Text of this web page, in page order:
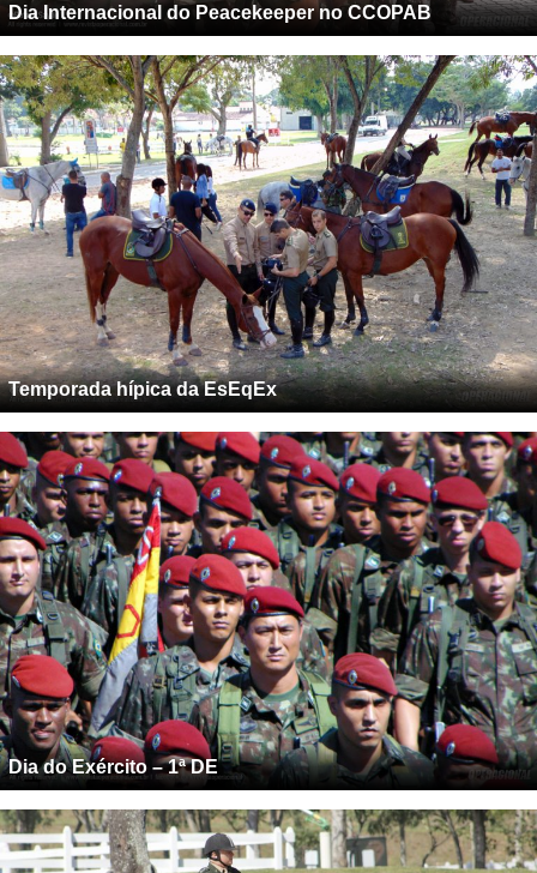
Dia Internacional do Peacekeeper no CCOPAB
Temporada hípica da EsEqEx
Dia do Exército – 1ª DE